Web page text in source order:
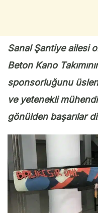
Sanal Şantiye ailesi
Beton Kano
sponsorluğunu
ve yetenekli
gönülden başarılar